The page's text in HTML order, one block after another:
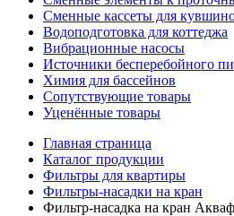
Сменные кассеты для
Водоподготовка для коттеджа
Вибрационные насосы
Источники бесперебойного
Химия для бассейнов
Сопутствующие товары
Уценённые товары
Главная страница
Каталог продукции
Фильтры для квартиры
Фильтры-насадки на кран
Фильтр-насадка на кран